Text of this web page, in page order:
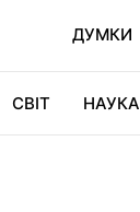
ДУМКИ
СВІТ НАУКА